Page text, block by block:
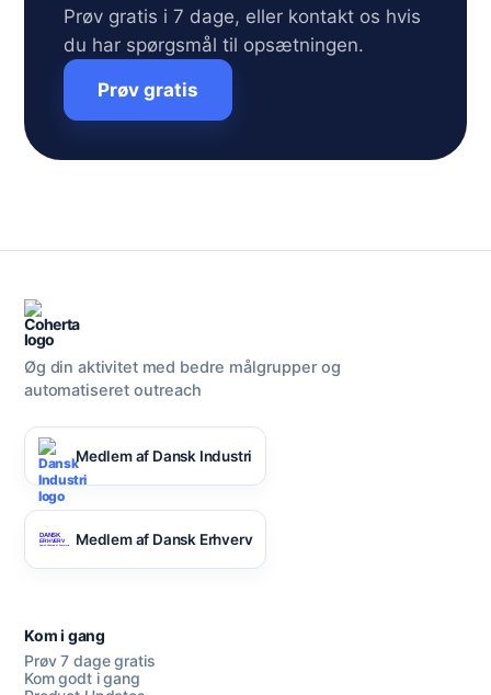
Prøv gratis i 7 dage, eller kontakt os hvis
du har spørgsmål til opsætningen.
Prøv gratis
Øg din aktivitet med bedre målgrupper og
automatiseret outreach
Medlem af Dansk Industri
Medlem af Dansk Erhverv
Kom i gang
Prøv 7 dage gratis
Kom godt i gang